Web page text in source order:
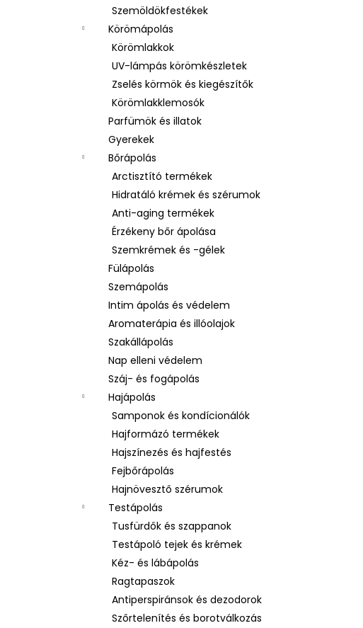
Szemöldökfestékek
Körömápolás
Körömlakkok
UV-lámpás körömkészletek
Zselés körmök és kiegészítők
Körömlakklemosók
Parfümök és illatok
Gyerekek
Bőrápolás
Arctisztító termékek
Hidratáló krémek és szérumok
Anti-aging termékek
Érzékeny bőr ápolása
Szemkrémek és -gélek
Fülápolás
Szemápolás
Intim ápolás és védelem
Aromaterápia és illóolajok
Szakállápolás
Nap elleni védelem
Száj- és fogápolás
Hajápolás
Samponok és kondícionálók
Hajformázó termékek
Hajszínezés és hajfestés
Fejbőrápolás
Hajnövesztő szérumok
Testápolás
Tusfürdők és szappanok
Testápoló tejek és krémek
Kéz- és lábápolás
Ragtapaszok
Antiperspiránsok és dezodorok
Szőrtelenítés és borotválkozás